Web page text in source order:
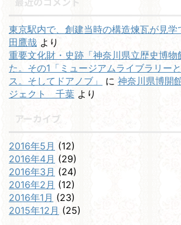
東京駅内で、創建当時の構造煉瓦が見学
田鷹哉 より
重要文化財・史跡「神奈川県立歴史博物
た。その1「ミュージアムライブラリー
ス。そしてドアノブ」
に 神奈川県博開
ジェクト 千葉 より
アーカイブ
2016年5月 (12)
2016年4月 (29)
2016年3月 (24)
2016年2月 (12)
2016年1月 (23)
2015年12月 (25)